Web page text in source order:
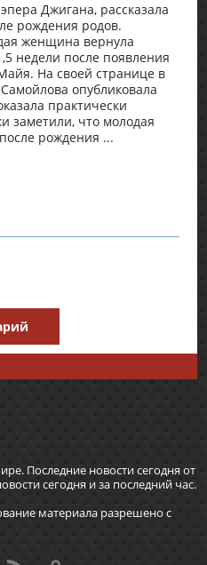
Джигана, рассказала
рождения родов.
женщина вернула
недели после появления
На своей странице в
опубликовала
практически
заметили, что молодая
рождения ...
Последние новости сегодня от
сегодня и за последний час.
материала разрешено с